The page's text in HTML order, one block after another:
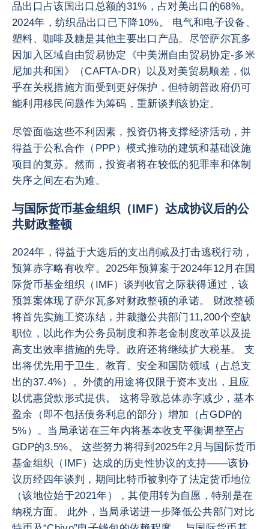
品出口占该国出口总额的31%，占对美出口的68%。
2024年，纺织品出口已下降10%。 电气和电子设备、
塑料、咖啡及糖是其他主要出口产品。尽管萨尔瓦多
因加入区域自由贸易协定《中美洲自由贸易协定-多米
尼加共和国》（CAFTA-DR）以及对美贸易顺差，似
乎在关税措施方面受到更好保护，但特朗普政府仍可
能利用移民问题作为筹码，重新谈判该协定。
尽管面临这些不利因素，投资仍将支撑经济活动，并
得益于公私合作（PPP）模式推动的建筑和基础设施
项目的复苏。然而，投资者将在较低的犯罪率和体制
失序之间左右为难。
与国际货币基金组织（IMF）达成协议后的公
共财政整顿
2024年，得益于大选后的支出削减及打击逃税行动，
预算赤字略有收窄。2025年预算案于2024年12月在国
际货币基金组织（IMF）谈判收官之际获得通过，该
预算案体现了萨尔瓦多对财政整顿的承诺。 财政整顿
将首先实施工资冻结，并裁撤公共部门11,200个空缺
职位，以此作为公务员制度和养老金制度改革以及提
高支出效率措施的先导。政府还将继续扩大税基。 支
出将优先用于卫生、教育、安全和国防领域（占总支
出的37.4%）。外债的用途将仅限于资本支出，且应
以优惠贷款形式提供。 这将导致总体赤字减少，基本
盈余（即不包括债务利息的部分）增加（占GDP的
5%）。当局承诺在三年内将基本收支平衡调整至占
GDP的3.5%。 这些努力将得到2025年2月与国际货币
基金组织（IMF）达成的历史性协议的支持——该协
议历经四年谈判，期间比特币被剥夺了法定货币地位
（该地位始于2021年），其使用转为自愿，特别是在
纳税方面。 此外，当局承诺进一步降低公共部门对比